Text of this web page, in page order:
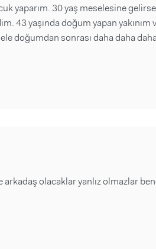
yaparım. 30 yaş meselesine
43 yaşında doğum yapan yakınım
doğumdan sonrası daha daha daha
arkadaş olacaklar yanlız olmazlar